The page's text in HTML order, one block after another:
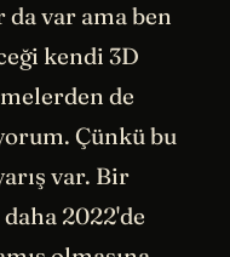
da var ama ben
kendi 3D
de
Çünkü bu
var. Bir
daha 2022'de